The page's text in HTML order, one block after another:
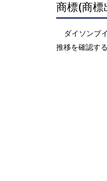
商標(商標
ダイソンブ
推移を確認す